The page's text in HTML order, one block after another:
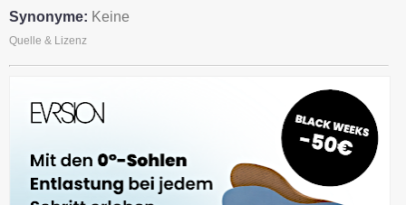
Synonyme: Keine
Quelle & Lizenz